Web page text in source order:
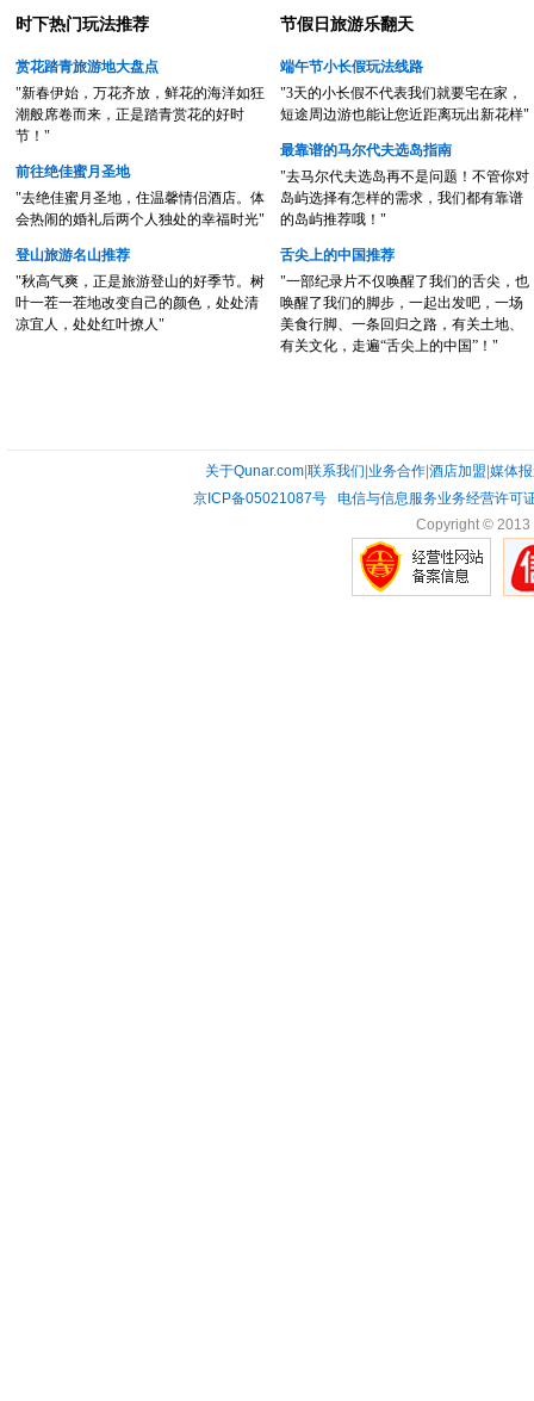
时下热门玩法推荐
赏花踏青旅游地大盘点
"新春伊始，万花齐放，鲜花的海洋如狂
潮般席卷而来，正是踏青赏花的好时
节！"
前往绝佳蜜月圣地
"去绝佳蜜月圣地，住温馨情侣酒店。体
会热闹的婚礼后两个人独处的幸福时光"
登山旅游名山推荐
"秋高气爽，正是旅游登山的好季节。树
叶一茬一茬地改变自己的颜色，处处清
凉宜人，处处红叶撩人"
节假日旅游乐翻天
端午节小长假玩法线路
"3天的小长假不代表我们就要宅在家，
短途周边游也能让您近距离玩出新花样"
最靠谱的马尔代夫选岛指南
"去马尔代夫选岛再不是问题！不管你对
岛屿选择有怎样的需求，我们都有靠谱
的岛屿推荐哦！"
舌尖上的中国推荐
"一部纪录片不仅唤醒了我们的舌尖，也
唤醒了我们的脚步，一起出发吧，一场
美食行脚、一条回归之路，有关土地、
有关文化，走遍“舌尖上的中国”！"
关于Qunar.com|联系我们|业务合作|酒店加盟|媒体
京ICP备05021087号
电信与信息服务业务经营许可
Copyright © 2013